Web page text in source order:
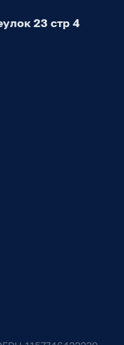
23 стр 4